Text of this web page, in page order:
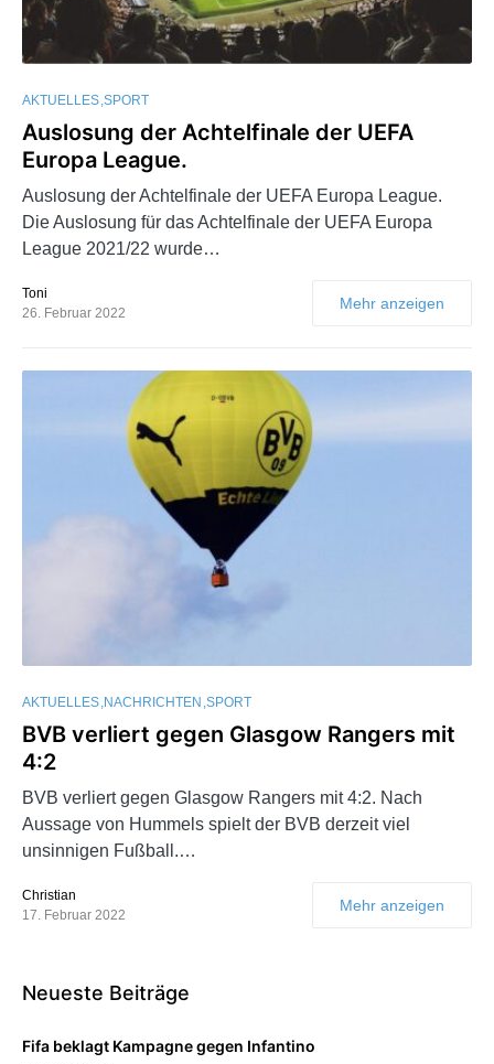
AKTUELLES SPORT
Auslosung der Achtelfinale der UEFA
Europa League.
Auslosung der Achtelfinale der UEFA Europa League.
Die Auslosung für das Achtelfinale der UEFA Europa
League 2021/22 wurde…
Toni
26. Februar 2022
Mehr anzeigen
AKTUELLES NACHRICHTEN SPORT
BVB verliert gegen Glasgow Rangers mit
4:2
BVB verliert gegen Glasgow Rangers mit 4:2. Nach
Aussage von Hummels spielt der BVB derzeit viel
unsinnigen Fußball.…
Christian
17. Februar 2022
Mehr anzeigen
Neueste Beiträge
Fifa beklagt Kampagne gegen Infantino